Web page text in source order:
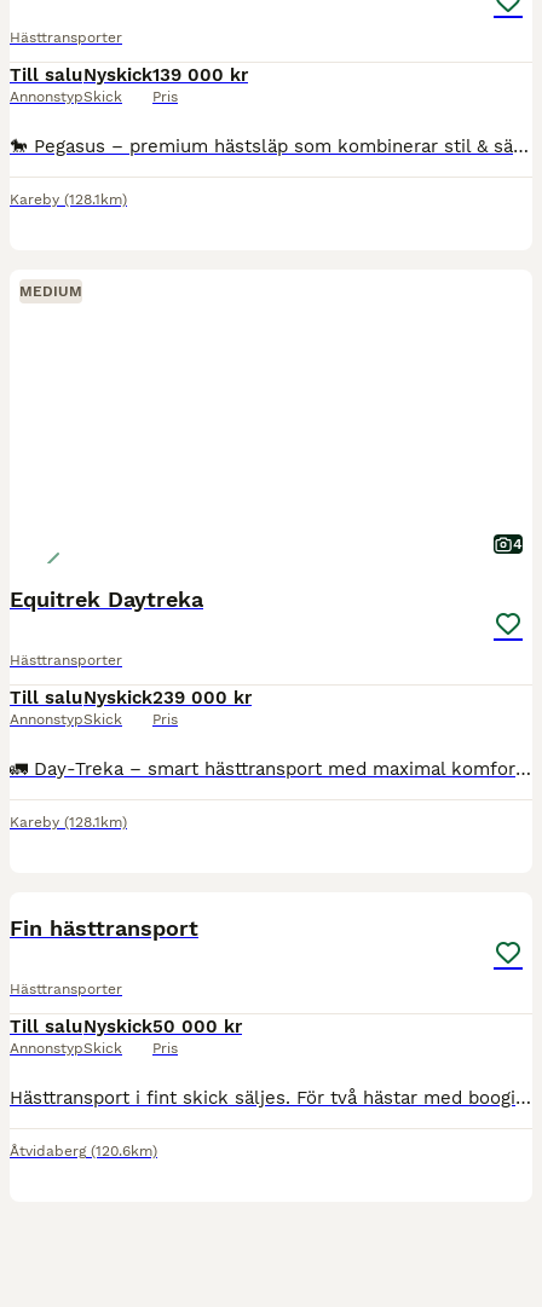
Hästtransporter
Till salu
Annonstyp
Nyskick
Skick
139 000 kr
Pris
🐎 Pegasus – premium hästsläp som kombinerar stil & säkerhet ✔ Generös takhöjd (237 cm) – perfekt även för stora hästar ✔ Elegant design som sticker ut på stallet ✔ Stabil aluminiumkonstruktion – sta
Kareby (128.1km)
MEDIUM
4
Equitrek Daytreka
Hästtransporter
Till salu
Annonstyp
Nyskick
Skick
239 000 kr
Pris
🚛 Day-Treka – smart hästtransport med maximal komfort! Letar du efter en smidig, säker och välplanerad dagstrailer? Då är Day-Treka rätt val. ✅ Bakåtvänd transport – tryggare resa för hästen ✅ Ryml
Kareby (128.1km)
Fin hästtransport
Hästtransporter
Till salu
Annonstyp
Nyskick
Skick
50 000 kr
Pris
Hästtransport i fint skick säljes. För två hästar med boogie och aluminiumgolv och -väggar. Möjligt för en häst att åka brett med en lång bom bak. Dubbade vinterdäck följer med. Gummimattor på golvet.
Åtvidaberg (120.6km)